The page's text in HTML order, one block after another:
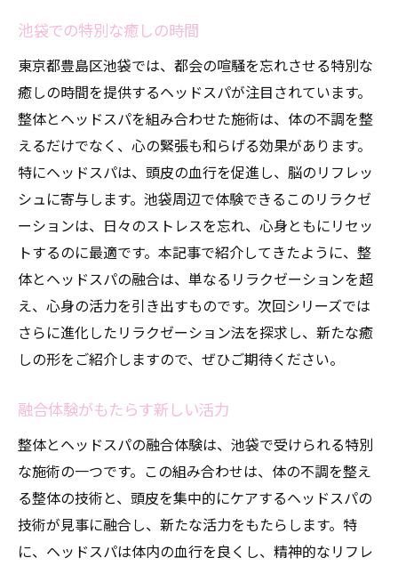
池袋での特別な癒しの時間
東京都豊島区池袋では、都会の喧騒を忘れさせる特別な
癒しの時間を提供するヘッドスパが注目されています。
整体とヘッドスパを組み合わせた施術は、体の不調を整
えるだけでなく、心の緊張も和らげる効果があります。
特にヘッドスパは、頭皮の血行を促進し、脳のリフレッ
シュに寄与します。池袋周辺で体験できるこのリラクゼ
ーションは、日々のストレスを忘れ、心身ともにリセッ
トするのに最適です。本記事で紹介してきたように、整
体とヘッドスパの融合は、単なるリラクゼーションを超
え、心身の活力を引き出すものです。次回シリーズでは
さらに進化したリラクゼーション法を探求し、新たな癒
しの形をご紹介しますので、ぜひご期待ください。
融合体験がもたらす新しい活力
整体とヘッドスパの融合体験は、池袋で受けられる特別
な施術の一つです。この組み合わせは、体の不調を整え
る整体の技術と、頭皮を集中的にケアするヘッドスパの
技術が見事に融合し、新たな活力をもたらします。特
に、ヘッドスパは体内の血行を良くし、精神的なリフレ